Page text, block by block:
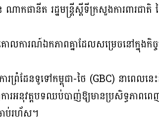
នីត រដ្ឋមន្ត្រីស្តីទីក្រសួងការពារជាតិ នៃ
លការណ៍ឯកភាពគ្នាដែលសម្រេចនៅក្នុងកិច្
រំដែនទូទៅកម្ពុជា-ថៃ (GBC) នាពេលន
ញការអនុវត្តបទឈប់បាញ់ឱ្យមានប្រសិទ្ធភា
ាប់រហ័ស។